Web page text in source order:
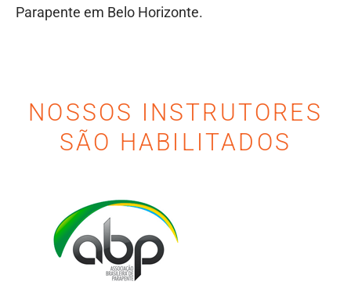
Parapente em Belo Horizonte.
NOSSOS INSTRUTORES
SÃO HABILITADOS